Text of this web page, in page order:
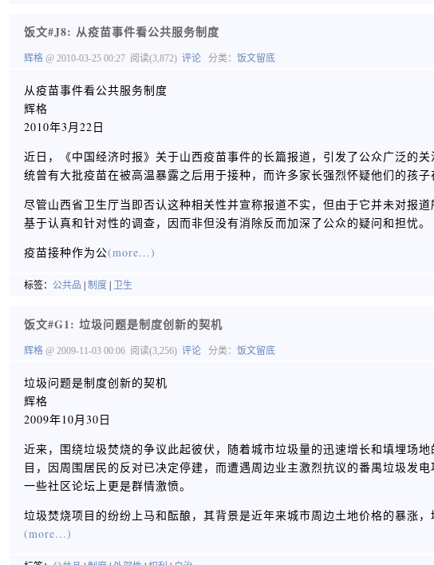
饭文#J8: 从疫苗事件看公共服务制度
辉格 @ 2010-03-25 00:27 阅读(3,872) 评论 分类： 饭文留底
从疫苗事件看公共服务制度
辉格
2010年3月22日
近日，《中国经济时报》关于山西疫苗事件的长篇报道，引发了公众广泛的
统曾有大批疫苗在被高温暴露之后用于接种，而许多家长强烈怀疑他们的孩
尽管山西省卫生厅当即否认这种相关性并宣称报道不实，但由于它并未对报
基于认真和针对性的调查，因而非但没有消除反而加深了公众的疑问和担忧。
疫苗接种作为公(more...)
标签： 公共品 制度 卫生
饭文#G1: 垃圾问题是制度创新的契机
辉格 @ 2009-11-03 00:06 阅读(3,256) 评论 分类： 饭文留底
垃圾问题是制度创新的契机
辉格
2009年10月30日
近来，围绕垃圾焚烧的争议此起彼伏，随着城市垃圾量的迅速增长和填埋场
目，因周围居民的反对已决定停建，而遭遇周边业主激烈抗议的番禺垃圾发
一些社区论坛上更是群情激愤。
垃圾焚烧项目的纷纷上马和酝酿，其背景是近年来城市周边土地价格的暴涨
(more...)